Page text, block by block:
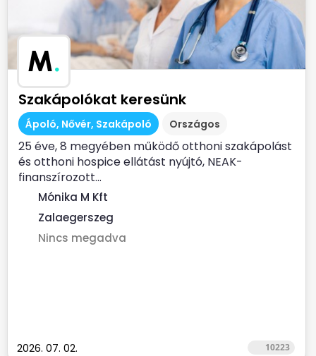
M.
Szakápolókat keresünk
Ápoló, Nővér, Szakápoló Országos
25 éve, 8 megyében működő otthoni szakápolást
és otthoni hospice ellátást nyújtó, NEAK-
finanszírozott...
Mónika M Kft
Zalaegerszeg
Nincs megadva
2026. 07. 02. 10223